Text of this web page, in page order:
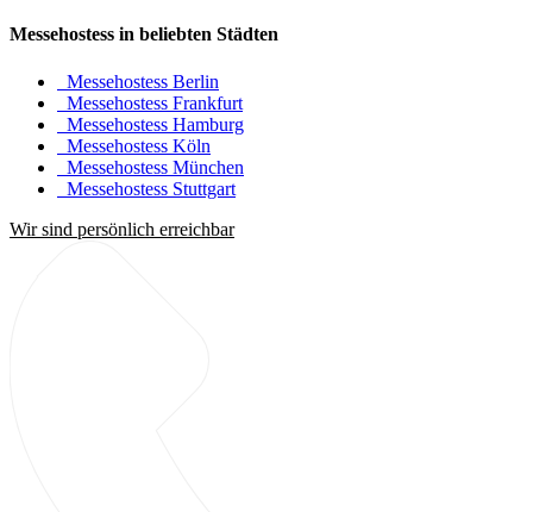
Messehostess in beliebten Städten
Messehostess Berlin
Messehostess Frankfurt
Messehostess Hamburg
Messehostess Köln
Messehostess München
Messehostess Stuttgart
Wir sind persönlich erreichbar